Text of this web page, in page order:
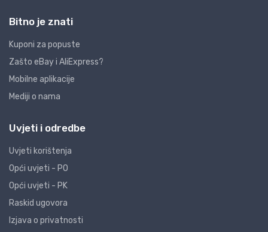
Bitno je znati
Kuponi za popuste
Zašto eBay i AliExpress?
Mobilne aplikacije
Mediji o nama
Uvjeti i odredbe
Uvjeti korištenja
Opći uvjeti - PO
Opći uvjeti - PK
Raskid ugovora
Izjava o privatnosti